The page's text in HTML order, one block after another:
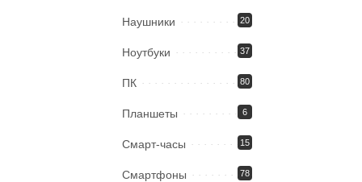
Наушники 20
Ноутбуки 37
ПК 80
Планшеты 6
Смарт-часы 15
Смартфоны 78